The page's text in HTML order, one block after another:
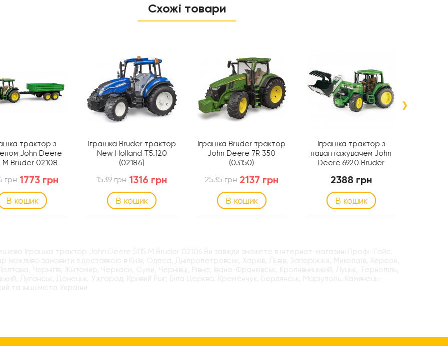
Схожі товари
трактор з
John Deere
M Bruder 02108
грн 1773 грн
В кошик
Іграшка Bruder трактор
New Holland T5.120
(02184)
1539 грн 1316 грн
В кошик
Іграшка Bruder трактор
John Deere 7R 350
(03150)
2535 грн 2137 грн
В кошик
Іграшка трактор з
навантажувачем John
Deere 6920 Bruder
2388 грн
В кошик
›
Іграшка трактор John Deere 5115 M Bruder 02106 Ви завжди зможете в інтернет-магазині Профі-Тойс.
можливо замовити з доставкою в Київ, Одеса, Дніпропетровськ, Харків, Львів, Запоріжжя, Миколаїв, Херсон,
Чернігів, Житомир, Черкаси, Суми, Чернівці, Рівне, Івано-Франківськ, Кропивницький, Луцьк, Тернопіль,
Луганськ, Донецьк, Ужгород, Кривий Рыг, Біла Церква, Кременчук, Бердянськ, Маріуполь, Камянець-
та інші міста України